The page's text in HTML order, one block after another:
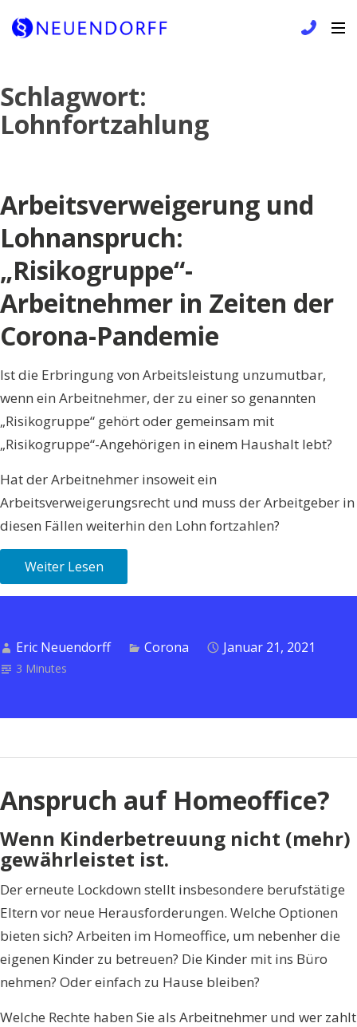
to
content
Schlagwort:
Lohnfortzahlung
Arbeitsverweigerung und
Lohnanspruch:
„Risikogruppe“-
Arbeitnehmer in Zeiten der
Corona-Pandemie
Ist die Erbringung von Arbeitsleistung unzumutbar,
wenn ein Arbeitnehmer, der zu einer so genannten
„Risikogruppe“ gehört oder gemeinsam mit
„Risikogruppe“-Angehörigen in einem Haushalt lebt?
Hat der Arbeitnehmer insoweit ein
Arbeitsverweigerungsrecht und muss der Arbeitgeber in
diesen Fällen weiterhin den Lohn fortzahlen?
Weiter Lesen
Eric Neuendorff Corona Januar 21, 2021
3 Minutes
Anspruch auf Homeoffice?
Wenn Kinderbetreuung nicht (mehr)
gewährleistet ist.
Der erneute Lockdown stellt insbesondere berufstätige
Eltern vor neue Herausforderungen. Welche Optionen
bieten sich? Arbeiten im Homeoffice, um nebenher die
eigenen Kinder zu betreuen? Die Kinder mit ins Büro
nehmen? Oder einfach zu Hause bleiben?
Welche Rechte haben Sie als Arbeitnehmer und wer zahlt